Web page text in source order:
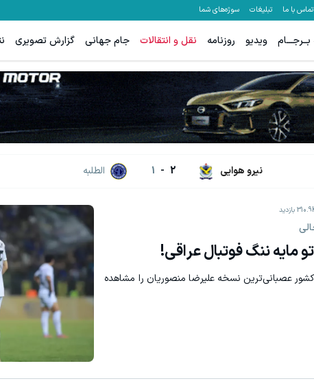
تماس با ما تبلیغات سوژه‌های شما
ویدیو روزنامه نقل و انتقالات جام جهانی گزارش تصویری
نیرو هوایی 2
-
1 الطلبه
بازدید
مایه ننگ فوتبال عراقی!
عصبانی‌ترین نسخه علیرضا منصوریان را مشاهده
تا 70 درصد تخفیف محصولات جین وست + خرید در 4 قسط 70% تخفیف ویژه جین وست + خرید در4 قسطه
میدونستی